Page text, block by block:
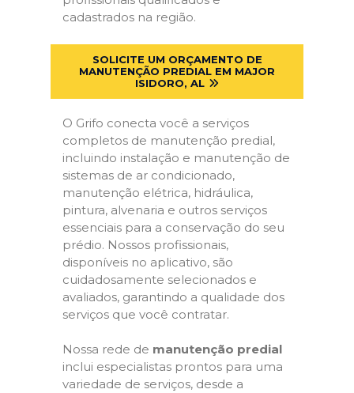
cadastrados na região.
SOLICITE UM ORÇAMENTO DE
MANUTENÇÃO PREDIAL EM MAJOR
ISIDORO, AL
O Grifo conecta você a serviços
completos de manutenção predial,
incluindo instalação e manutenção de
sistemas de ar condicionado,
manutenção elétrica, hidráulica,
pintura, alvenaria e outros serviços
essenciais para a conservação do seu
prédio. Nossos profissionais,
disponíveis no aplicativo, são
cuidadosamente selecionados e
avaliados, garantindo a qualidade dos
serviços que você contratar.
Nossa rede de manutenção predial
inclui especialistas prontos para uma
variedade de serviços, desde a